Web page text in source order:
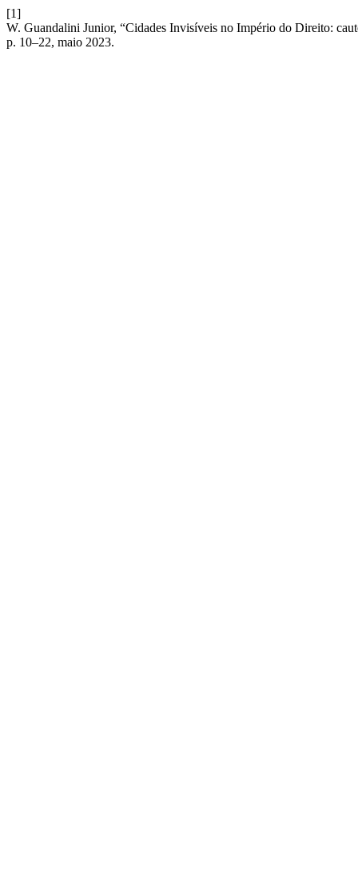
[1]
W. Guandalini Junior, “Cidades Invisíveis no Império do Direito:
p. 10–22, maio 2023.